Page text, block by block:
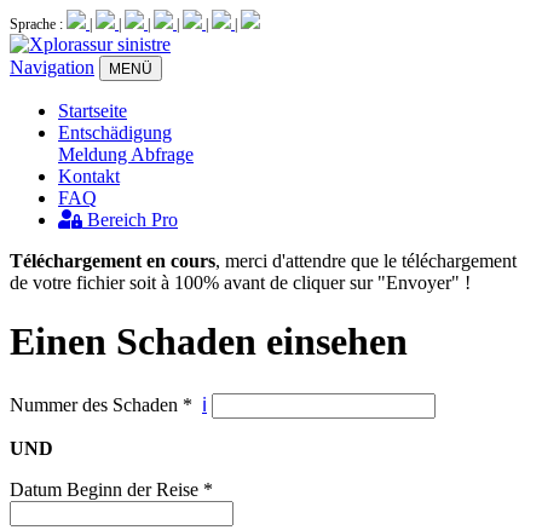
Sprache :
Navigation MENÜ
Startseite
Entschädigung
Meldung Abfrage
Kontakt
FAQ
Bereich Pro
Téléchargement en cours, merci d'attendre que le téléchargement
de votre fichier soit à 100% avant de cliquer sur "Envoyer" !
Einen Schaden einsehen
Nummer des Schaden * ℹ
UND
Datum Beginn der Reise *